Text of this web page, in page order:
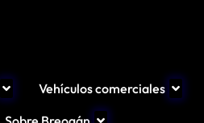
Vehículos comerciales